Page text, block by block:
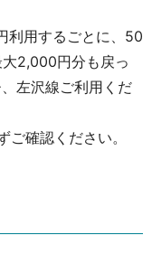
利用するごとに、50
2,000円分も戻っ
左沢線ご利用くだ
確認ください。